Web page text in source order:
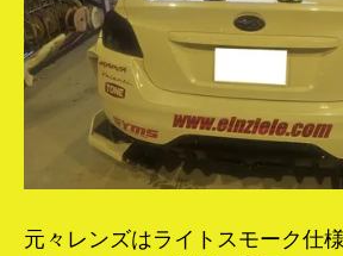
元々レンズはライトスモーク仕